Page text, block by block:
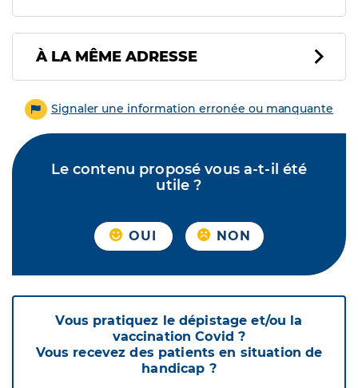
À LA MÊME ADRESSE
Signaler une information erronée ou manquante
Le contenu proposé vous a-t-il été
utile ?
OUI NON
Vous pratiquez le dépistage et/ou la
vaccination Covid ?
Vous recevez des patients en situation de
handicap ?